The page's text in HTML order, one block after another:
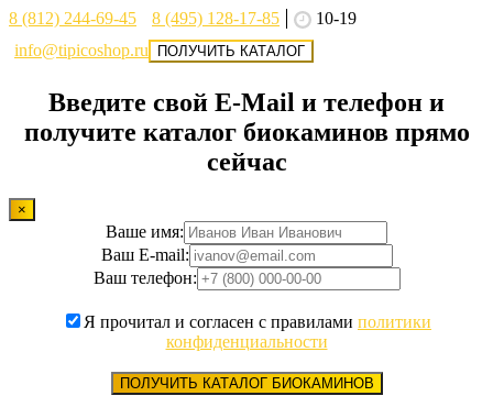
8 (812) 244-69-45 8 (495) 128-17-85
10-19
info@tipicoshop.ru
ПОЛУЧИТЬ КАТАЛОГ
Введите свой E-Mail и телефон и
получите каталог биокаминов прямо
сейчас
×
Ваше имя:
Ваш E-mail:
Ваш телефон:
Я прочитал и согласен с правилами политики
конфиденциальности
ПОЛУЧИТЬ КАТАЛОГ БИОКАМИНОВ